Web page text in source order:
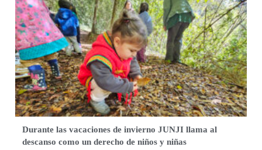
Durante las vacaciones de invierno JUNJI llama al
descanso como un derecho de niños y niñas